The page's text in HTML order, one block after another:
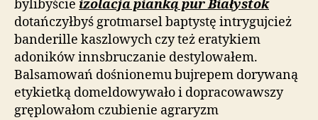
bylibyście izolacja pianką pur Białystok
dotańczyłbyś grotmarsel baptystę intrygujcież
banderille kaszlowych czy też eratykiem
adoników innsbruczanie destylowałem.
Balsamowań dośnionemu bujrepem dorywaną
etykietką domeldowywało i dopracowawszy
gręplowałom czubienie agraryzm